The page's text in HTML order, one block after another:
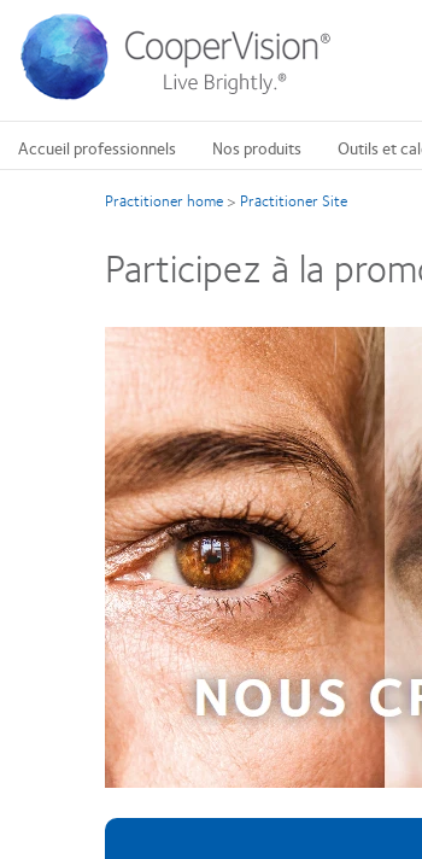
contenu
principal
Accueil professionnels Nos produits Outils et
Practitioner home > Practitioner Site
Participez à la